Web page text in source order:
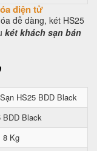
điện tử
đễ dàng, két HS25
két khách sạn bán
HS25 BDD Black
BDD Black
8 Kg